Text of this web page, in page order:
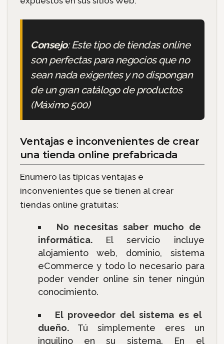
Consejo: Este tipo de tiendas online
son perfectas para negocios que no
sean nada exigentes y no dispongan
de un gran catálogo de productos
(Máximo 500)
Ventajas e inconvenientes de crear
una tienda online prefabricada
Enumero las típicas ventajas e
inconvenientes que se tienen al crear
tiendas online gratuitas:
No necesitas saber mucho de
informática.
El servicio incluye
alojamiento web, dominio, sistema
eCommerce y todo lo necesario para
poder vender online sin tener ningún
conocimiento.
El proveedor del sistema es el
dueño.Tú simplemente eres un
inquilino en su sistema. En el